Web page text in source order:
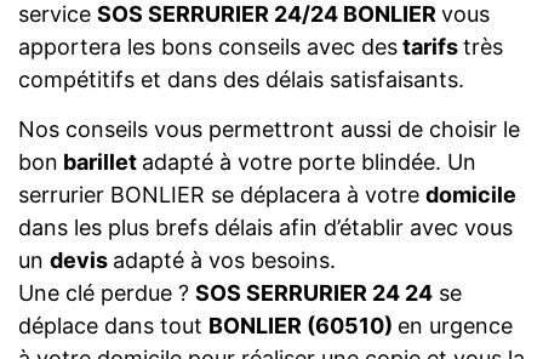
service SOS SERRURIER 24/24 BONLIER vous
apportera les bons conseils avec destarifstrès
compétitifs et dans des délais satisfaisants.
Nos conseils vous permettront aussi de choisir le
bon barillet adapté à votre porte blindée. Un
serrurier BONLIER se déplacera à votre domicile
dans les plus brefs délais afin d’établir avec vous
un devis adapté à vos besoins.
Une clé perdue ? SOS SERRURIER 24 24 se
déplace dans tout BONLIER (60510) en urgence